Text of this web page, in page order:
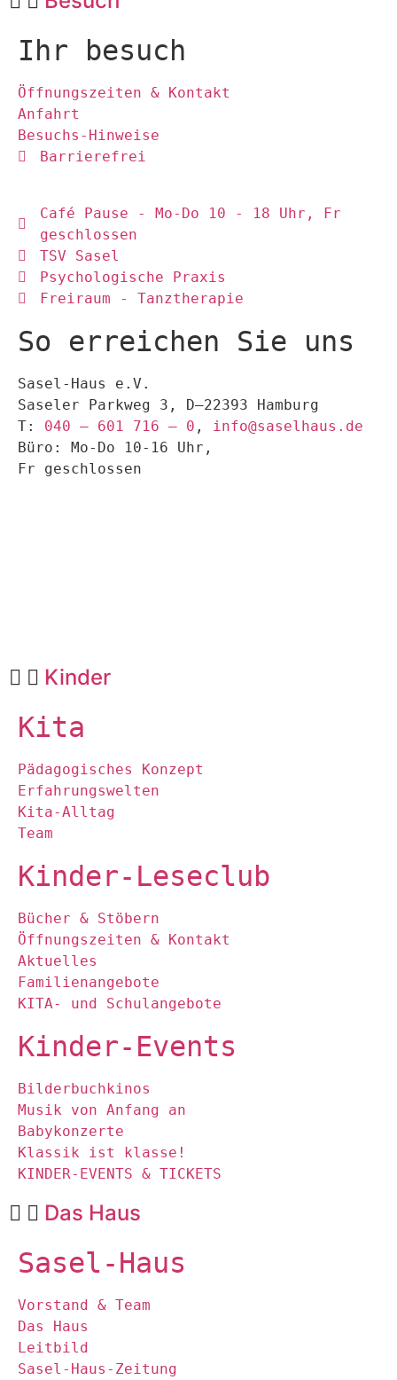
Ihr besuch
Öffnungszeiten & Kontakt
Anfahrt
Besuchs-Hinweise
Barrierefrei
Café Pause - Mo-Do 10 - 18 Uhr, Fr
geschlossen
TSV Sasel
Psychologische Praxis
Freiraum - Tanztherapie
So erreichen Sie uns
Sasel-Haus e.V.
Saseler Parkweg 3, D–22393 Hamburg
T: 040 – 601 716 – 0 , info@saselhaus.de
Büro: Mo-Do 10-16 Uhr,
Fr geschlossen
Kinder
Kita
Pädagogisches Konzept
Erfahrungswelten
Kita-Alltag
Team
Kinder-Leseclub
Bücher & Stöbern
Öffnungszeiten & Kontakt
Aktuelles
Familienangebote
KITA- und Schulangebote
Kinder-Events
Bilderbuchkinos
Musik von Anfang an
Babykonzerte
Klassik ist klasse!
KINDER-EVENTS & TICKETS
Das Haus
Sasel-Haus
Vorstand & Team
Das Haus
Leitbild
Sasel-Haus-Zeitung